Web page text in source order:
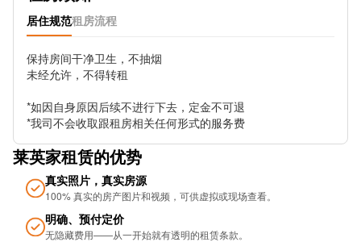
Peninsular Park Road
Marlton Street (Stop P)
Vanbrugh Hill Stop D
Pelton Road (Stop C)
Kemsing Road (Stop D)
DLR West Ham
Corporation Street Stop A
居住规范租房流程
保持房间干净卫生，不抽烟
未经允许，不得转租
*如因自身原因后续不进行下去，定金不可退
*我司不会收取跟租房相关任何形式的服务费
莱英家租赁的优势
真实照片，真实房源
100% 真实的房产图片和视频，可供虚拟或现场查看。
明确、预付定价
无隐藏费用——从一开始就有透明的租赁条款。